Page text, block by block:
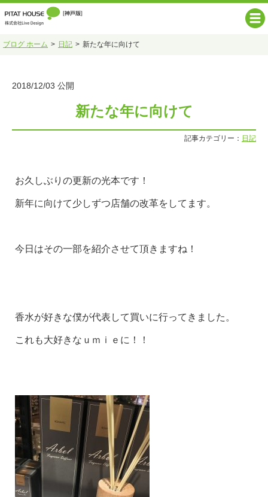
ブログ ホーム 日記 新たな年に向けて
2018/12/03 公開
新たな年に向けて
記事カテゴリー： 日記
お久しぶりの更新の光本です！
新年に向けて少しずつ店舗の改革をしてます。
今日はその一部を紹介させて頂きますね！
香水が好きな僕が代表して買いに行ってきました。
これも大好きなｕｍｉｅに！！